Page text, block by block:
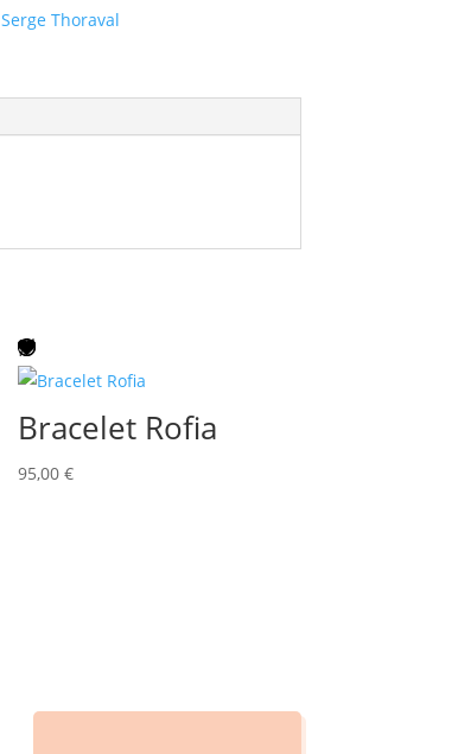
Serge Thoraval
Bracelet Rofia
95,00 €